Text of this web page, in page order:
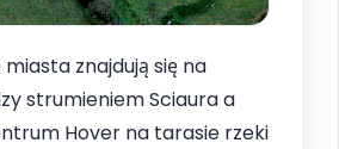
znajdują się na
strumieniem Sciaura a
Hover na tarasie rzeki